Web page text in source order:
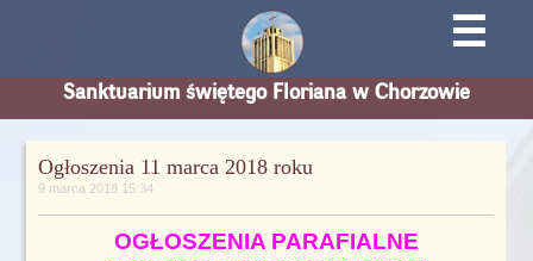
☰
Sanktuarium świętego Floriana w Chorzowie
Ogłoszenia 11 marca 2018 roku
9 marca 2018 15:34
OGŁOSZENIA PARAFIALNE